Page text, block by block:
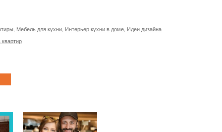
Мебель для кухни Интерьер кухни в доме Идеи дизайна